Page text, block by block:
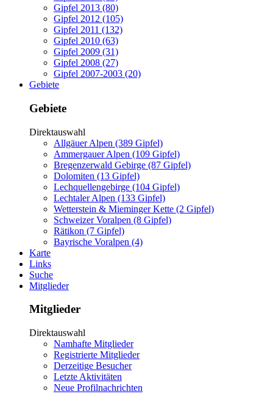
Gipfel 2013 (80)
Gipfel 2012 (105)
Gipfel 2011 (132)
Gipfel 2010 (63)
Gipfel 2009 (31)
Gipfel 2008 (27)
Gipfel 2007-2003 (20)
Gebiete
Gebiete
Direktauswahl
Allgäuer Alpen (389 Gipfel)
Ammergauer Alpen (109 Gipfel)
Bregenzerwald Gebirge (87 Gipfel)
Dolomiten (13 Gipfel)
Lechquellengebirge (104 Gipfel)
Lechtaler Alpen (133 Gipfel)
Wetterstein & Mieminger Kette (2 Gipfel)
Schweizer Voralpen (8 Gipfel)
Rätikon (7 Gipfel)
Bayrische Voralpen (4)
Karte
Links
Suche
Mitglieder
Mitglieder
Direktauswahl
Namhafte Mitglieder
Registrierte Mitglieder
Derzeitige Besucher
Letzte Aktivitäten
Neue Profilnachrichten